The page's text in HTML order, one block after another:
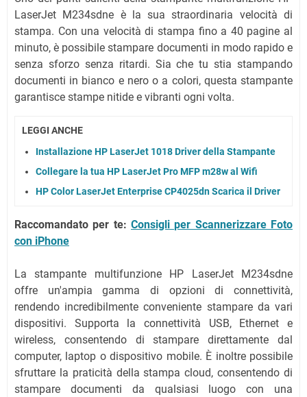
LaserJet M234sdne è la sua straordinaria velocità di
stampa. Con una velocità di stampa fino a 40 pagine al
minuto, è possibile stampare documenti in modo rapido e
senza sforzo senza ritardi. Sia che tu stia stampando
documenti in bianco e nero o a colori, questa stampante
garantisce stampe nitide e vibranti ogni volta.
LEGGI ANCHE
Installazione HP LaserJet 1018 Driver della Stampante
Collegare la tua HP LaserJet Pro MFP m28w al Wifi
HP Color LaserJet Enterprise CP4025dn Scarica il Driver
Raccomandato per te: Consigli per Scannerizzare Foto
con iPhone
La stampante multifunzione HP LaserJet M234sdne
offre un'ampia gamma di opzioni di connettività,
rendendo incredibilmente conveniente stampare da vari
dispositivi. Supporta la connettività USB, Ethernet e
wireless, consentendo di stampare direttamente dal
computer, laptop o dispositivo mobile. È inoltre possibile
sfruttare la praticità della stampa cloud, consentendo di
stampare documenti da qualsiasi luogo con una